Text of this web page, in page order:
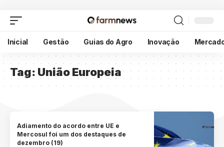
Inicial Gestão Guias do Agro Inovação
Tag: União Europeia
Adiamento do acordo entre UE e
Mercosul foi um dos destaques de
dezembro (19)